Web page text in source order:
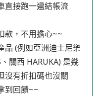
直接跑一遍結帳流
款，不用擔心~~
品 (例如亞洲迪士尼樂
關西 HARUKA) 是幾
沒有折扣碼也沒關
到回饋~~